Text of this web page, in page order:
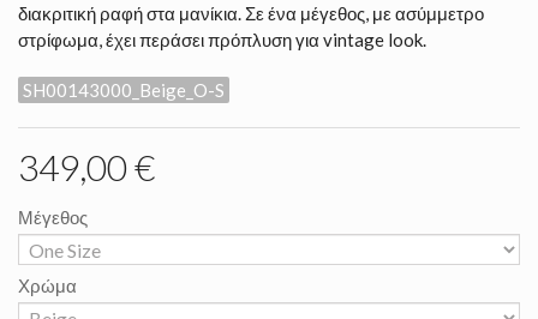
διακριτική ραφή στα μανίκια. Σε ένα μέγεθος, με ασύμμετρο
στρίφωμα, έχει περάσει πρόπλυση για vintage look.
SH00143000_Beige_O-S
349,00 €
Μέγεθος
Χρώμα